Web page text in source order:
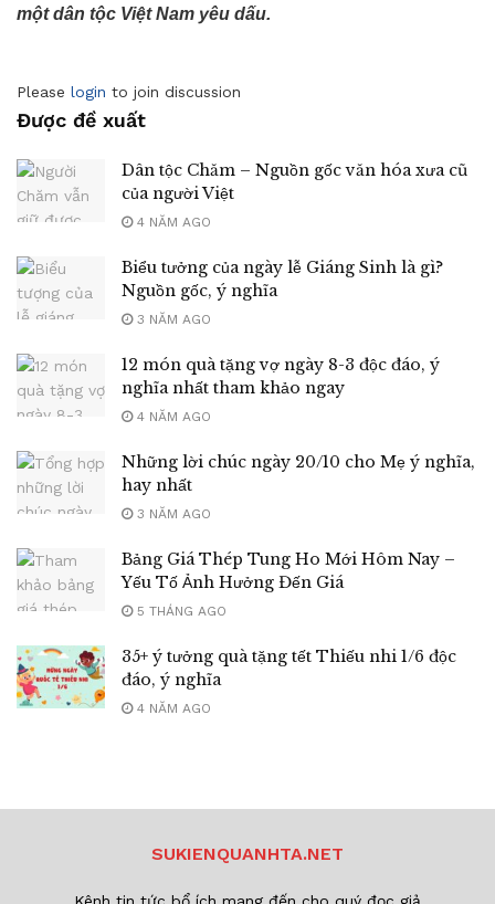
một dân tộc Việt Nam yêu dấu.
Please login to join discussion
Được đề xuất
Dân tộc Chăm – Nguồn gốc văn hóa xưa cũ
của người Việt
4 NĂM AGO
Biểu tưởng của ngày lễ Giáng Sinh là gì?
Nguồn gốc, ý nghĩa
3 NĂM AGO
12 món quà tặng vợ ngày 8-3 độc đáo, ý
nghĩa nhất tham khảo ngay
4 NĂM AGO
Những lời chúc ngày 20/10 cho Mẹ ý nghĩa,
hay nhất
3 NĂM AGO
Bảng Giá Thép Tung Ho Mới Hôm Nay –
Yếu Tố Ảnh Hưởng Đến Giá
5 THÁNG AGO
35+ ý tưởng quà tặng tết Thiếu nhi 1/6 độc
đáo, ý nghĩa
4 NĂM AGO
SUKIENQUANHTA.NET
Kênh tin tức bổ ích mang đến cho quý đọc giả